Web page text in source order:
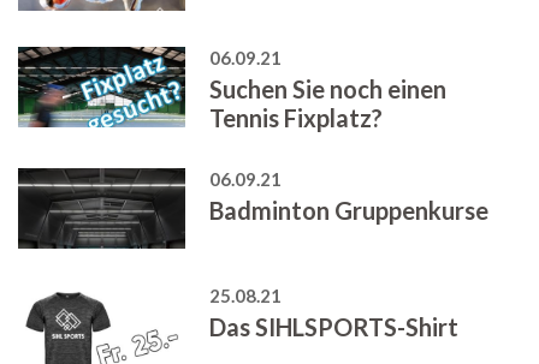
06.09.21
Suchen Sie noch einen
Tennis Fixplatz?
06.09.21
Badminton Gruppenkurse
25.08.21
Das SIHLSPORTS-Shirt